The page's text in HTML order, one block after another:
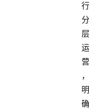
行
分
层
运
营
，
明
确